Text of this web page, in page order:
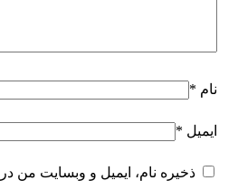
نام *
ایمیل *
ذخیره نام، ایمیل و وبسایت من